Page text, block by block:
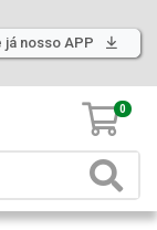
já nosso APP
0